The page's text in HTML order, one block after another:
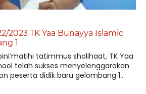
2023 TK Yaa Bunayya Islamic
1
tatimmus sholihaat, TK Yaa
telah sukses menyelenggarakan
peserta didik baru gelombang 1..